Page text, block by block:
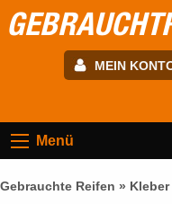
MEIN
Passwort:
Menü
Gebrauchte Reifen » Kleber